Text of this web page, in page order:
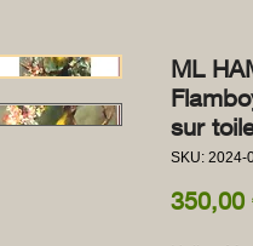
ML
sur
SKU: 2024-
350,00